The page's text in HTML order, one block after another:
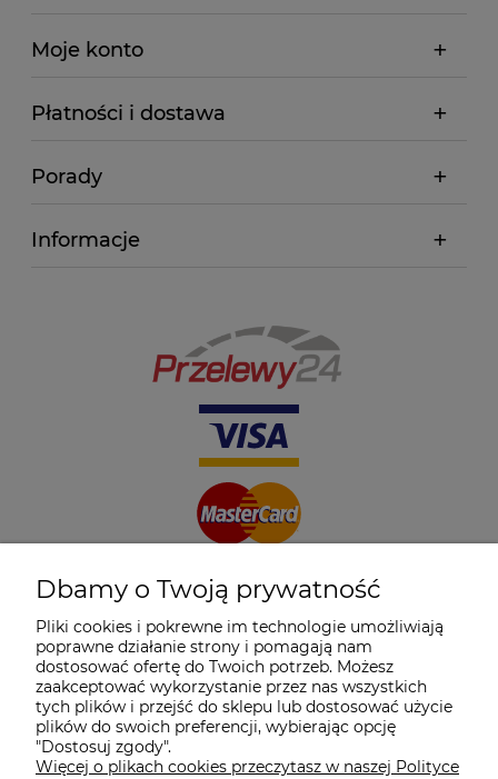
Moje konto
Płatności i dostawa
Porady
Informacje
Dbamy o Twoją prywatność
Pliki cookies i pokrewne im technologie umożliwiają
poprawne działanie strony i pomagają nam
dostosować ofertę do Twoich potrzeb. Możesz
zaakceptować wykorzystanie przez nas wszystkich
tych plików i przejść do sklepu lub dostosować użycie
plików do swoich preferencji, wybierając opcję
"Dostosuj zgody".
Więcej o plikach cookies przeczytasz w naszej Polityce